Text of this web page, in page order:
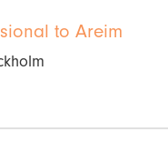
to Areim